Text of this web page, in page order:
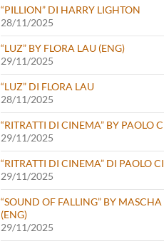
“PILLION” DI HARRY LIGHTON
28/11/2025
“LUZ” BY FLORA LAU (ENG)
29/11/2025
“LUZ” DI FLORA LAU
28/11/2025
“RITRATTI DI CINEMA” BY PAOLO
29/11/2025
“RITRATTI DI CINEMA” DI PAOLO
29/11/2025
“SOUND OF FALLING” BY
(ENG)
29/11/2025